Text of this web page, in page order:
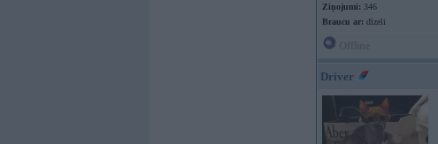
Ziņojumi: 346
Braucu ar: dīzeli
Driver